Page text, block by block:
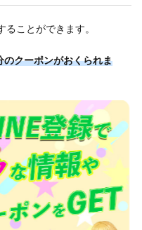
ことができます。
クーポンがおくられま